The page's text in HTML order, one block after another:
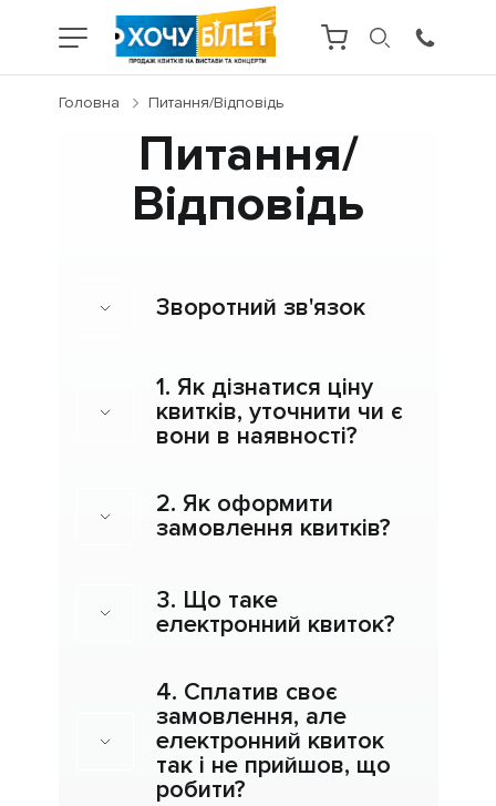
Головна Питання/Відповідь
Питання/
Відповідь
Зворотний зв'язок
1. Як дізнатися ціну
квитків, уточнити чи є
вони в наявності?
2. Як оформити
замовлення квитків?
3. Що таке
електронний квиток?
4. Сплатив своє
замовлення, але
електронний квиток
так і не прийшов, що
робити?